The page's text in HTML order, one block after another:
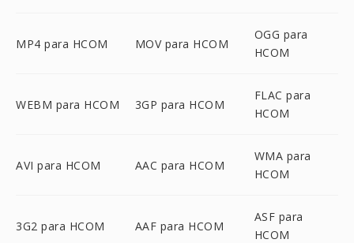
MP4 para HCOM MOV para HCOM
OGG para
HCOM
WEBM para HCOM 3GP para HCOM
FLAC para
HCOM
AVI para HCOM AAC para HCOM
WMA para
HCOM
3G2 para HCOM AAF para HCOM
ASF para
HCOM